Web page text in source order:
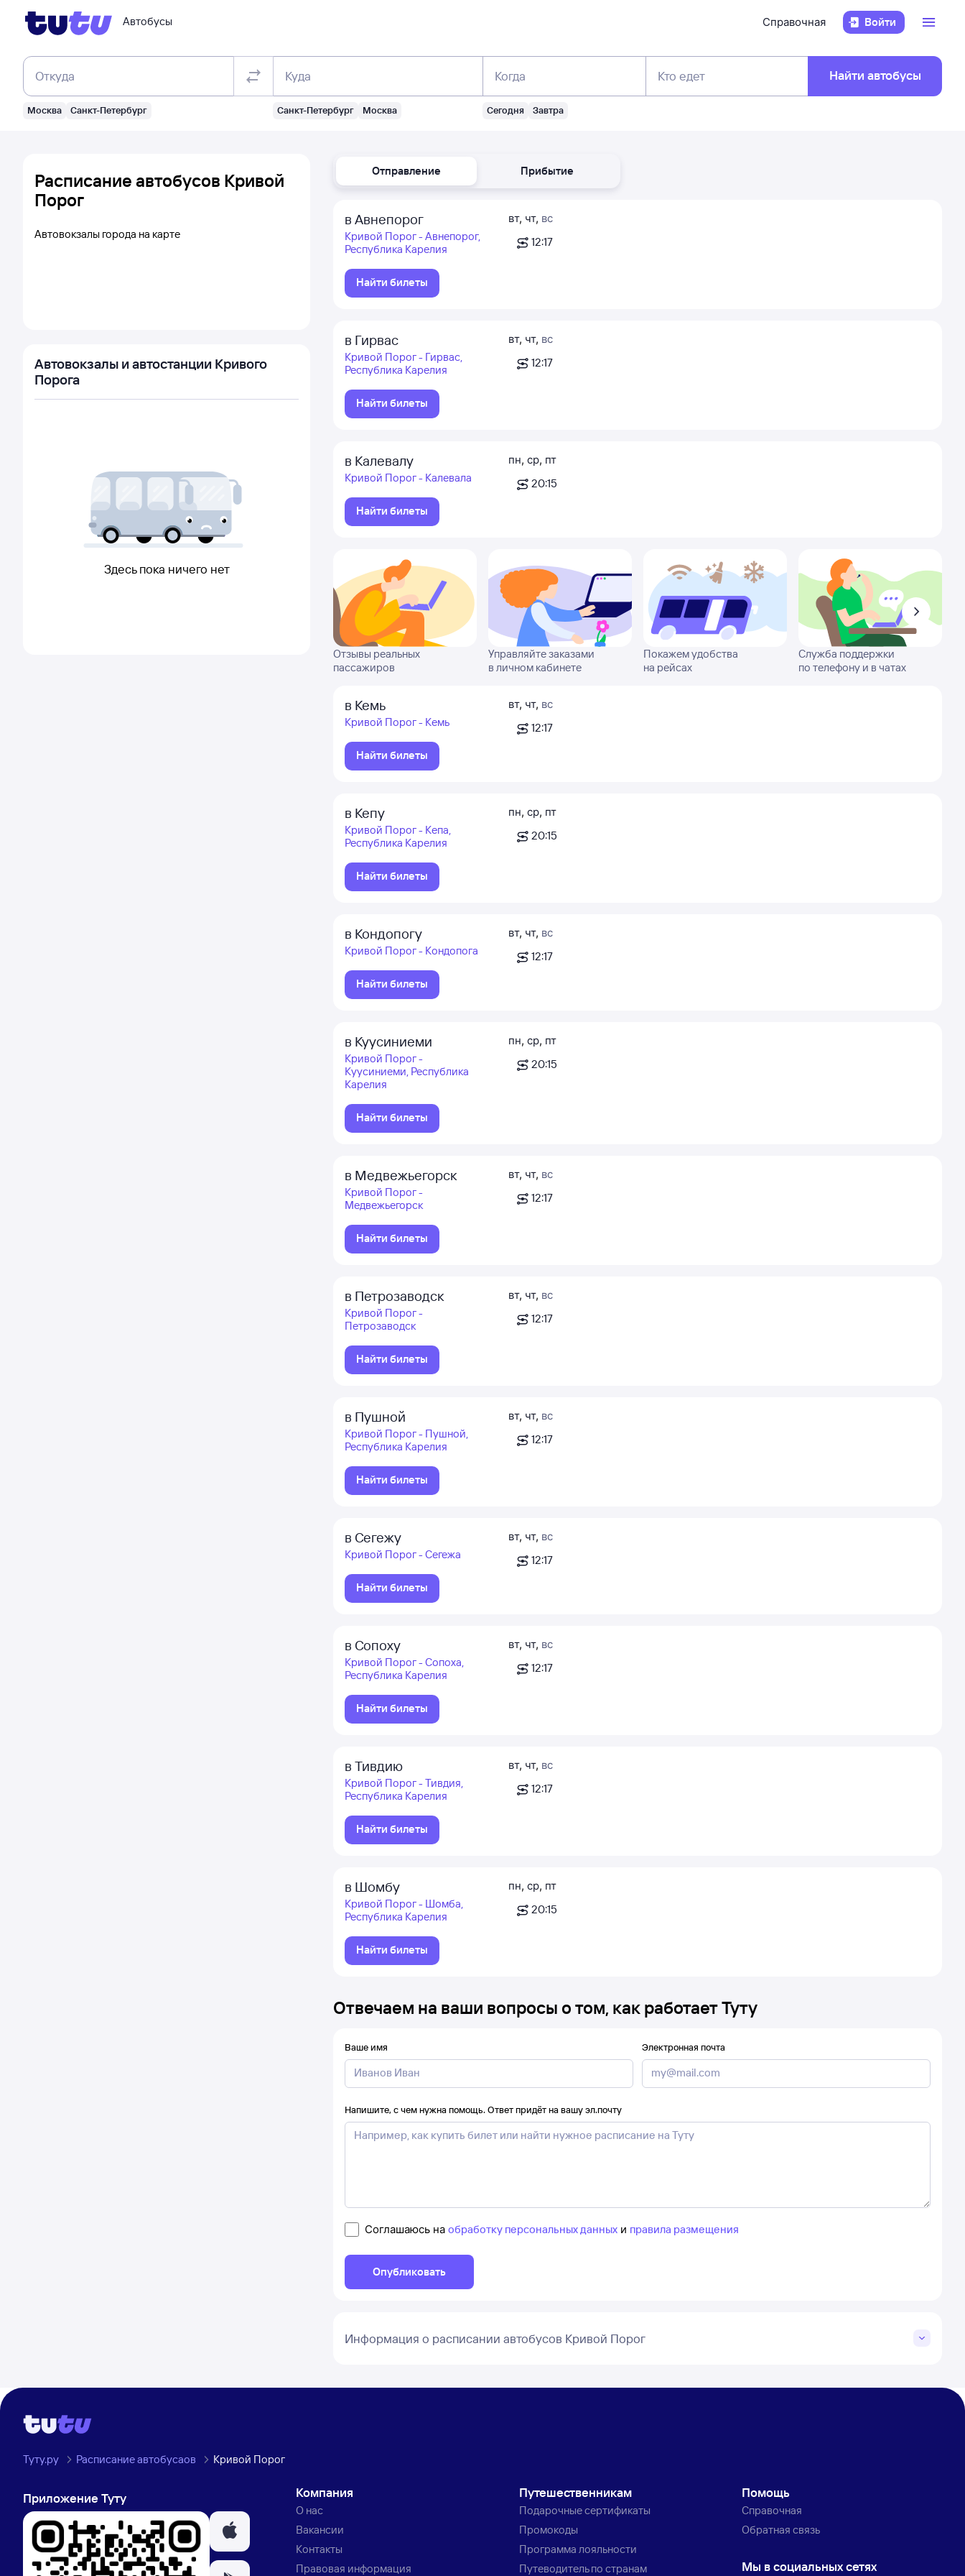
Автобусы Справочная Войти
Откуда
Москва Санкт-Петербург
Куда
Санкт-Петербург Москва
Когда
Сегодня Завтра
Кто едет Найти автобусы
Отправление Прибытие
в Авнепорог
Кривой Порог - Авнепорог,
Республика Карелия
Найти билеты
вт, чт, вс
12:17
в Гирвас
Кривой Порог - Гирвас,
Республика Карелия
Найти билеты
вт, чт, вс
12:17
в Калевалу
Кривой Порог - Калевала
Найти билеты
пн, ср, пт
20:15
Отзывы реальных
пассажиров
Управляйте заказами
в личном кабинете
Покажем удобства
на рейсах
Служба поддержки
по телефону и в чатах
в Кемь
Кривой Порог - Кемь
Найти билеты
вт, чт, вс
12:17
в Кепу
Кривой Порог - Кепа,
Республика Карелия
Найти билеты
пн, ср, пт
20:15
в Кондопогу
Кривой Порог - Кондопога
Найти билеты
вт, чт, вс
12:17
в Куусиниеми
Кривой Порог -
Куусиниеми, Республика
Карелия
Найти билеты
пн, ср, пт
20:15
в Медвежьегорск
Кривой Порог -
Медвежьегорск
Найти билеты
вт, чт, вс
12:17
в Петрозаводск
Кривой Порог -
Петрозаводск
Найти билеты
вт, чт, вс
12:17
в Пушной
Кривой Порог - Пушной,
Республика Карелия
Найти билеты
вт, чт, вс
12:17
в Сегежу
Кривой Порог - Сегежа
Найти билеты
вт, чт, вс
12:17
в Сопоху
Кривой Порог - Сопоха,
Республика Карелия
Найти билеты
вт, чт, вс
12:17
в Тивдию
Кривой Порог - Тивдия,
Республика Карелия
Найти билеты
вт, чт, вс
12:17
в Шомбу
Кривой Порог - Шомба,
Республика Карелия
Найти билеты
пн, ср, пт
20:15
Отвечаем на ваши вопросы о том, как работает Туту
Ваше имя Электронная почта
Напишите, с чем нужна помощь. Ответ придёт на вашу эл.почту
Соглашаюсь на обработку персональных данных и правила размещения
Опубликовать
Информация о расписании автобусов Кривой Порог
Расписание автобусов Кривой
Порог
Автовокзалы города на карте
Автовокзалы и автостанции Кривого
Порога
Здесь пока ничего нет
Туту.ру Расписание автобусаов Кривой Порог
Приложение Туту Компания
О нас
Вакансии
Контакты
Правовая информация
Путешественникам
Подарочные сертификаты
Промокоды
Программа лояльности
Путеводитель по странам
Помощь
Справочная
Обратная связь
Мы в социальных сетях